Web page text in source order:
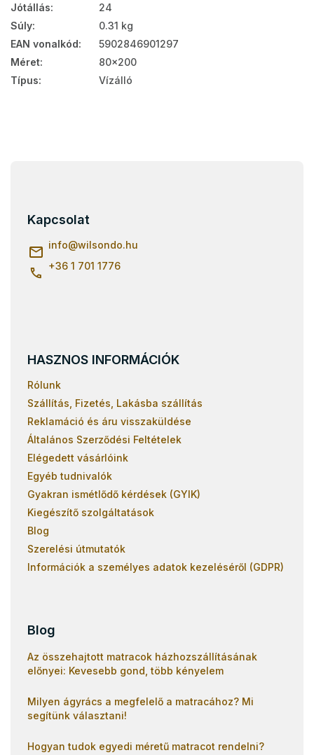
Jótállás:
24
Súly:
0.31 kg
EAN vonalkód:
5902846901297
Méret:
80x200
Típus: Vízálló
Kapcsolat
info@wilsondo.hu
+36 1 701 1776
HASZNOS INFORMÁCIÓK
Rólunk
Szállítás, Fizetés, Lakásba szállítás
Reklamáció és áru visszaküldése
Általános Szerződési Feltételek
Elégedett vásárlóink
Egyéb tudnivalók
Gyakran ismétlődő kérdések (GYIK)
Kiegészítő szolgáltatások
Blog
Szerelési útmutatók
Információk a személyes adatok kezeléséről (GDPR)
Blog
Az összehajtott matracok házhozszállításának
előnyei: Kevesebb gond, több kényelem
Milyen ágyrács a megfelelő a matracához? Mi
segítünk választani!
Hogyan tudok egyedi méretű matracot rendelni?